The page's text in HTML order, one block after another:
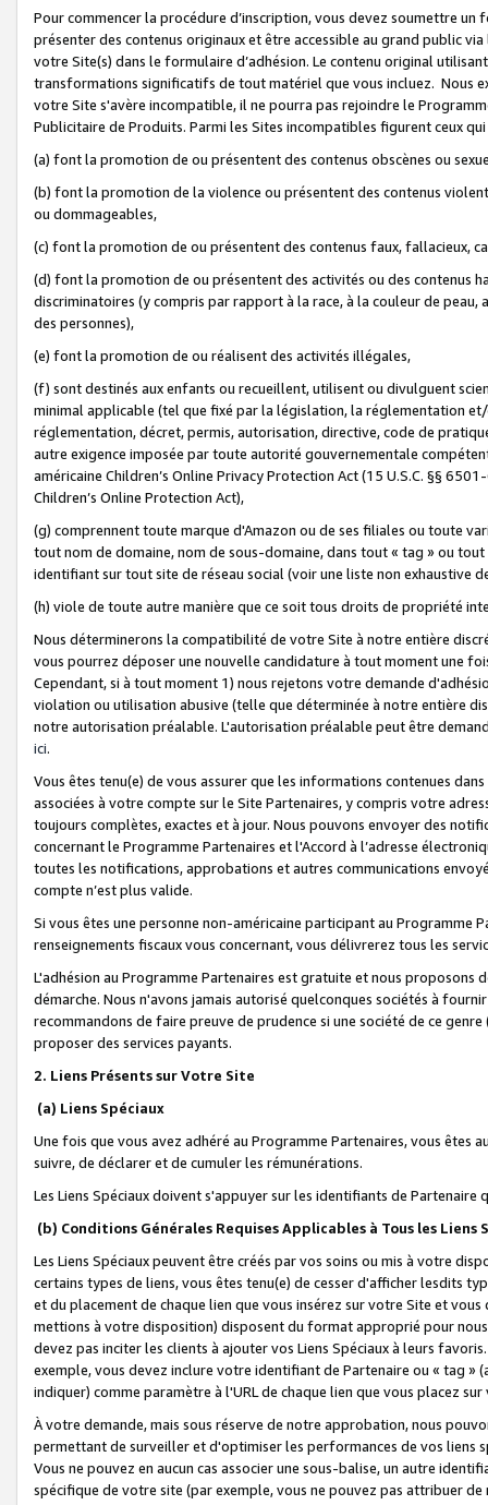
Pour commencer la procédure d’inscription, vous devez soumettre
présenter des contenus originaux et être accessible au grand public
votre Site(s) dans le formulaire d’adhésion. Le contenu original
transformations significatifs de tout matériel que vous incluez. Nous
votre Site s'avère incompatible, il ne pourra pas rejoindre le
Publicitaire de Produits. Parmi les Sites incompatibles figurent ceux
(a) font la promotion de ou présentent des contenus obscènes ou
(b) font la promotion de la violence ou présentent des contenus
ou dommageables,
(c) font la promotion de ou présentent des contenus faux, fallacieux,
(d) font la promotion de ou présentent des activités ou des contenus
discriminatoires (y compris par rapport à la race, à la couleur de
des personnes),
(e) font la promotion de ou réalisent des activités illégales,
(f) sont destinés aux enfants ou recueillent, utilisent ou divulguent
minimal applicable (tel que fixé par la législation, la réglementation
réglementation, décret, permis, autorisation, directive, code de
autre exigence imposée par toute autorité gouvernementale
américaine Children’s Online Privacy Protection Act (15 U.S.C. §§
Children’s Online Protection Act),
(g) comprennent toute marque d'Amazon ou de ses filiales ou toute
tout nom de domaine, nom de sous-domaine, dans tout « tag » ou
identifiant sur tout site de réseau social (voir une liste non exhaustive
(h) viole de toute autre manière que ce soit tous droits de propriété
Nous déterminerons la compatibilité de votre Site à notre entière
vous pourrez déposer une nouvelle candidature à tout moment une
Cependant, si à tout moment 1) nous rejetons votre demande
violation ou utilisation abusive (telle que déterminée à notre entière
notre autorisation préalable. L'autorisation préalable peut être
ici.
Vous êtes tenu(e) de vous assurer que les informations contenues
associées à votre compte sur le Site Partenaires, y compris votre
toujours complètes, exactes et à jour. Nous pouvons envoyer des
concernant le Programme Partenaires et l'Accord à l’adresse
toutes les notifications, approbations et autres communications
compte n’est plus valide.
Si vous êtes une personne non-américaine participant au
renseignements fiscaux vous concernant, vous délivrerez tous les
L'adhésion au Programme Partenaires est gratuite et nous proposons
démarche. Nous n'avons jamais autorisé quelconques sociétés à
recommandons de faire preuve de prudence si une société de ce
proposer des services payants.
2. Liens Présents sur Votre Site
(a) Liens Spéciaux
Une fois que vous avez adhéré au Programme Partenaires, vous êtes
suivre, de déclarer et de cumuler les rémunérations.
Les Liens Spéciaux doivent s'appuyer sur les identifiants de Partenaire
(b) Conditions Générales Requises Applicables à Tous les Liens
Les Liens Spéciaux peuvent être créés par vos soins ou mis à votre
certains types de liens, vous êtes tenu(e) de cesser d'afficher lesdits
et du placement de chaque lien que vous insérez sur votre Site et
mettions à votre disposition) disposent du format approprié pour
devez pas inciter les clients à ajouter vos Liens Spéciaux à leurs
exemple, vous devez inclure votre identifiant de Partenaire ou « tag
indiquer) comme paramètre à l'URL de chaque lien que vous placez
À votre demande, mais sous réserve de notre approbation, nous
permettant de surveiller et d'optimiser les performances de vos liens
Vous ne pouvez en aucun cas associer une sous-balise, un autre
spécifique de votre site (par exemple, vous ne pouvez pas attribuer